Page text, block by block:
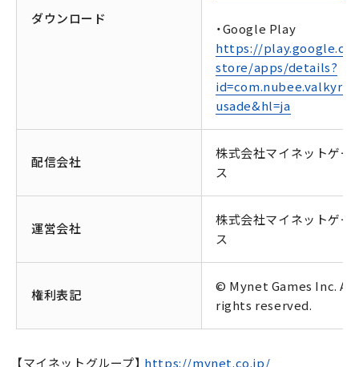
ダウンロード
・Google Play
https://
store/apps/details?
usade&hl=ja
配信会社
株式会社マイネットゲー
ス
運営会社
株式会社マイネットゲー
ス
権利表記
© Mynet Games Inc. All
rights reserved.
【マイネットグループ】 https://mynet.co.jp/